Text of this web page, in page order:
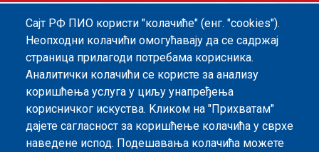
Footer menu
Информатор
Заштита података о личности
Информације од јавног значаја
Мапа сајта
Архива
Политика квалитета
Сајт РФ ПИО користи "колачиће" (енг. "cookies").
Неопходни колачићи омогућавају да се садржај
страница прилагоди потребама корисника.
Аналитички колачићи се користе за анализу
коришћења услуга у циљу унапређења
корисничког искуства. Kликом на "Прихватам"
дајете сагласност за коришћење колачића у сврхе
наведене испод. Подешавања колачића можете